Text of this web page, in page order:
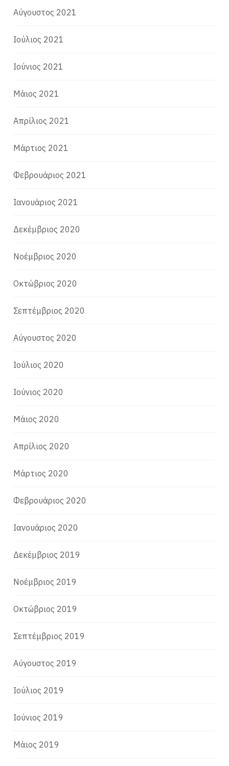
Αύγουστος 2021
Ιούλιος 2021
Ιούνιος 2021
Μάιος 2021
Απρίλιος 2021
Μάρτιος 2021
Φεβρουάριος 2021
Ιανουάριος 2021
Δεκέμβριος 2020
Νοέμβριος 2020
Οκτώβριος 2020
Σεπτέμβριος 2020
Αύγουστος 2020
Ιούλιος 2020
Ιούνιος 2020
Μάιος 2020
Απρίλιος 2020
Μάρτιος 2020
Φεβρουάριος 2020
Ιανουάριος 2020
Δεκέμβριος 2019
Νοέμβριος 2019
Οκτώβριος 2019
Σεπτέμβριος 2019
Αύγουστος 2019
Ιούλιος 2019
Ιούνιος 2019
Μάιος 2019